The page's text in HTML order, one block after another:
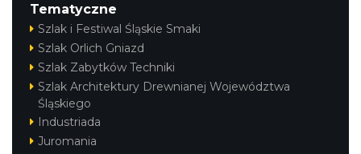
Tematyczne
Szlak i Festiwal Śląskie Smaki
Szlak Orlich Gniazd
Szlak Zabytków Techniki
Szlak Architektury Drewnianej Województwa
Śląskiego
Industriada
Juromania